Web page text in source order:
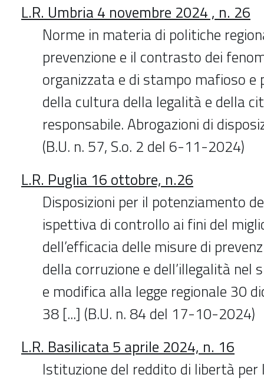
L.R. Umbria 4 novembre 2024 , n. 26
Norme in materia di politiche
prevenzione e il contrasto dei
organizzata e di stampo mafioso e
della cultura della legalità e della
responsabile. Abrogazioni di
(B.U. n. 57, S.o. 2 del 6-11-2024)
L.R. Puglia 16 ottobre, n.26
Disposizioni per il potenziamento
ispettiva di controllo ai fini del
dell’efficacia delle misure di
della corruzione e dell’illegalità nel
e modifica alla legge regionale 30
38 [...] (B.U. n. 84 del 17-10-2024)
L.R. Basilicata 5 aprile 2024, n. 16
Istituzione del reddito di libertà